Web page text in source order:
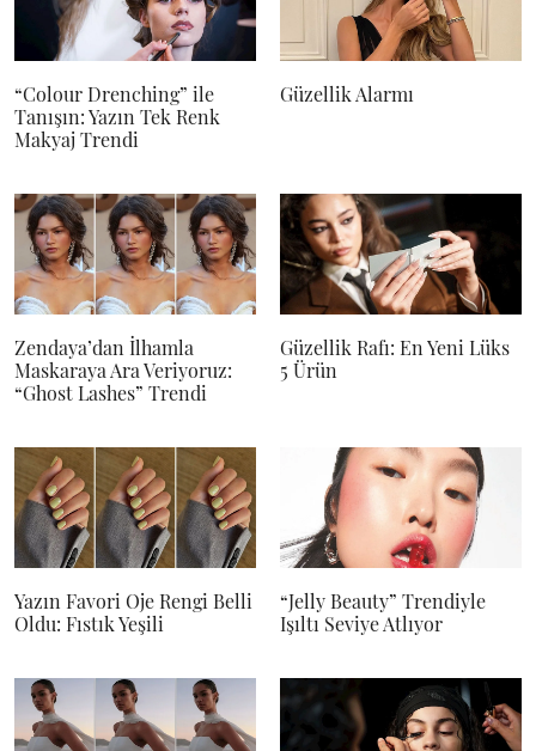
“Colour Drenching” ile
Tanışın: Yazın Tek Renk
Makyaj Trendi
Güzellik Alarmı
Zendaya’dan İlhamla
Maskaraya Ara Veriyoruz:
“Ghost Lashes” Trendi
Güzellik Rafı: En Yeni Lüks
5 Ürün
Yazın Favori Oje Rengi Belli
Oldu: Fıstık Yeşili
“Jelly Beauty” Trendiyle
Işıltı Seviye Atlıyor